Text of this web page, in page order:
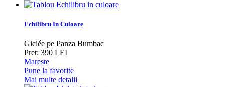
Echilibru In Culoare
Giclée pe Panza Bumbac
Pret: 390 LEI
Mareste
Pune la favorite
Mai multe detalii